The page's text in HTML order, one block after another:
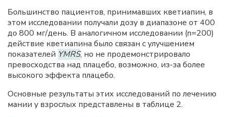
Большинство пациентов, принимавших кветиапин, в
этом исследовании получали дозу в диапазоне от 400
до 800 мг/день. В аналогичном исследовании (n=200)
действие кветиапина было связан с улучшением
показателей YMRS, но не продемонстрировало
превосходства над плацебо, возможно, из-за более
высокого эффекта плацебо.
Основные результаты этих исследований по лечению
мании у взрослых представлены в таблице 2.